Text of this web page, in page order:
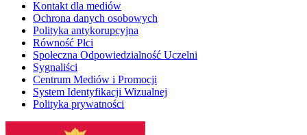
Kontakt dla mediów
Ochrona danych osobowych
Polityka antykorupcyjna
Równość Płci
Społeczna Odpowiedzialność Uczelni
Sygnaliści
Centrum Mediów i Promocji
System Identyfikacji Wizualnej
Polityka prywatności